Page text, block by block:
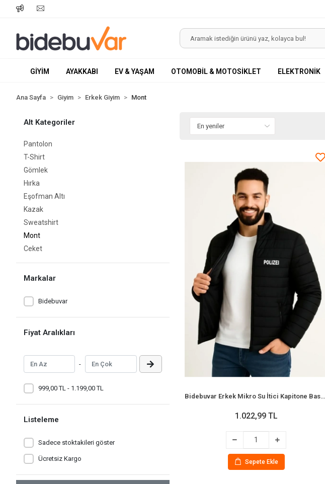
GİYİM AYAKKABI EV & YAŞAM OTOMOBİL & MOTOSİKLET ELEKTRONİK
Ana Sayfa Giyim Erkek Giyim Mont
Alt Kategoriler
Pantolon
T-Shirt
Gömlek
Hırka
Eşofman Altı
Kazak
Sweatshirt
Mont
Ceket
Markalar
Bidebuvar
Fiyat Aralıkları
-
999,00 TL - 1.199,00 TL
Listeleme
Sadece stoktakileri göster
Ücretsiz Kargo
Bidebuvar Erkek Mikro Su İtici Kapitone Baskılı Astarlı Fermuarlı Bomber Mont - Siyah
1.022,99 TL
Sepete Ekle